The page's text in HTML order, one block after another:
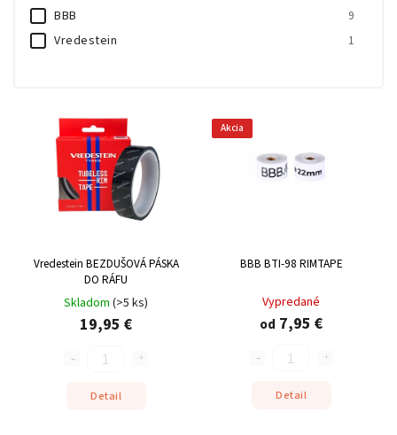
BBB 9
Vredestein 1
Vredestein BEZDUŠOVÁ PÁSKA
DO RÁFU
Skladom (>5 ks)
19,95 €
Detail
Akcia
BBB BTI-98 RIMTAPE
Vypredané
od 7,95 €
Detail